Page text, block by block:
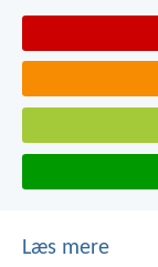
Læs mere